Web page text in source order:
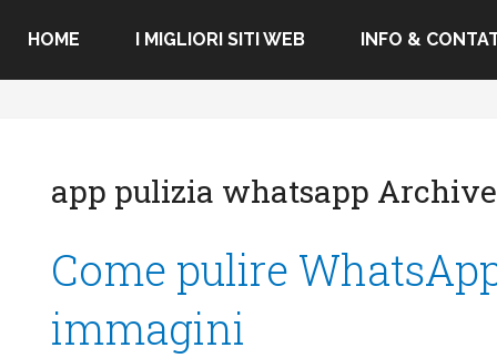
HOME I MIGLIORI SITI WEB INFO &
app pulizia whatsapp Archive
Come pulire
immagini